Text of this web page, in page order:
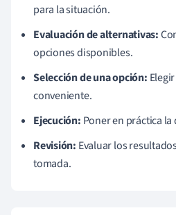
para la situación.
Evaluación de alternativas:
opciones disponibles.
Selección de una opción:
conveniente.
Ejecución: Poner en práctica
Revisión: Evaluar los
tomada.